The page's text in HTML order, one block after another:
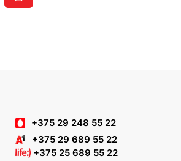
+375 29 248 55 22
+375 29 689 55 22
+375 25 689 55 22